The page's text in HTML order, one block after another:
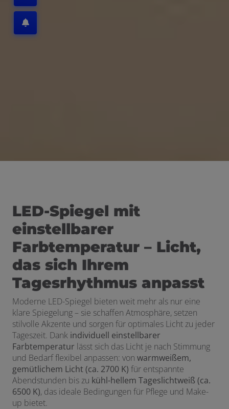
LED-Spiegel mit
einstellbarer
Farbtemperatur – Licht,
das sich Ihrem
Tagesrhythmus anpasst
Moderne LED-Spiegel bieten weit mehr als nur eine
klare Spiegelung – sie schaffen Atmosphäre, setzen
stilvolle Akzente und sorgen für optimales Licht zu jeder
Tageszeit. Dank individuell einstellbarer
Farbtemperatur lässt sich das Licht je nach Stimmung
und Bedarf flexibel anpassen: von warmweißem,
gemütlichem Licht (ca. 2700 K) für entspannte
Abendstunden bis zu kühl-hellem Tageslichtweiß (ca.
6500 K), das ideale Bedingungen für Pflege und Make-
up bietet.